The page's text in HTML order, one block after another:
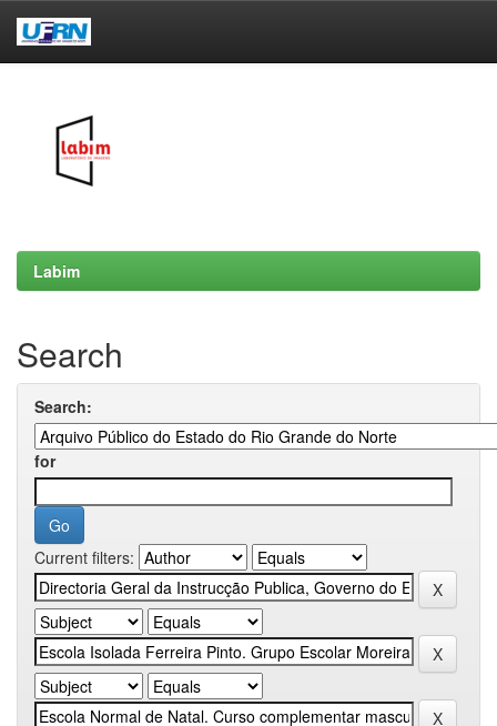
Labim
Search
Search:
for
Current filters: